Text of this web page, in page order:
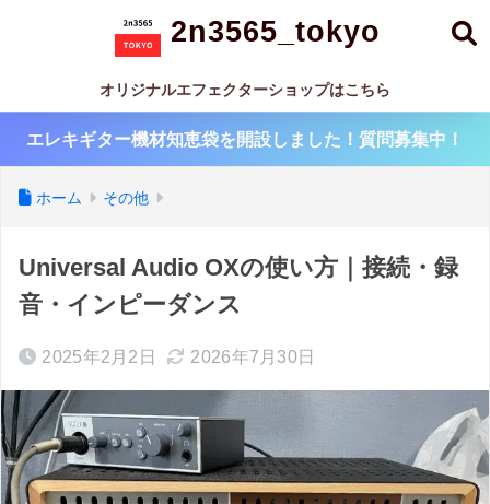
2n3565_tokyo
オリジナルエフェクターショップはこちら
エレキギター機材知恵袋を開設しました！質問募集中！
ホーム その他
Universal Audio OXの使い方｜接続・録
音・インピーダンス
2025年2月2日 2026年7月30日